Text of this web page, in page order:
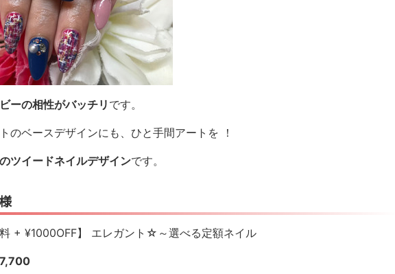
ーの相性がバッチリ です。
のベースデザインにも、ひと手間アートを ！
ツイードネイルデザインです。
料 + ¥1000OFF】 エレガント☆～選べる定額ネイル